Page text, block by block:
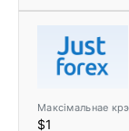
запісу)
бясплатна
- Уражваючыя
Максімальнае
$1